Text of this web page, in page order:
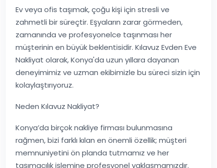
Ev veya ofis taşımak, çoğu kişi için stresli ve
zahmetli bir süreçtir. Eşyaların zarar görmeden,
zamanında ve profesyonelce taşınması her
müşterinin en büyük beklentisidir. Kılavuz Evden Eve
Nakliyat olarak, Konya'da uzun yıllara dayanan
deneyimimiz ve uzman ekibimizle bu süreci sizin için
kolaylaştırıyoruz.
Neden Kılavuz Nakliyat?
Konya’da birçok nakliye firması bulunmasına
rağmen, bizi farklı kılan en önemli özellik; müşteri
memnuniyetini ön planda tutmamız ve her
taşımacılık işlemine profesyonel yaklaşmamızdır.